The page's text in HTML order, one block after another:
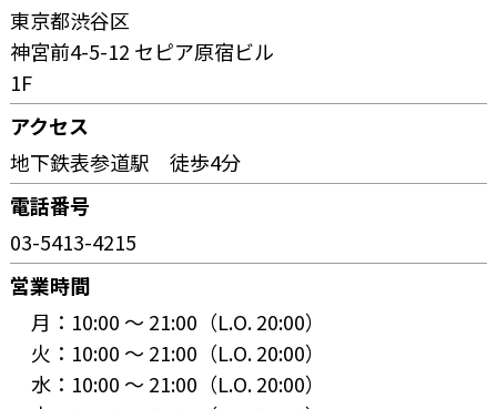
東京都渋谷区
神宮前4-5-12 セピア原宿ビル
1F
アクセス
地下鉄表参道駅 徒歩4分
電話番号
03-5413-4215
営業時間
月： 10:00 〜 21:00（L.O. 20:00）
火： 10:00 〜 21:00（L.O. 20:00）
水： 10:00 〜 21:00（L.O. 20:00）